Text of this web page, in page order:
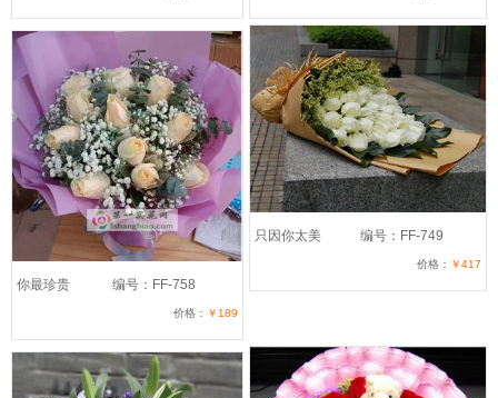
你最珍贵 编号：FF-758
价格： ￥189
只因你太美 编号：FF-749
价格： ￥417